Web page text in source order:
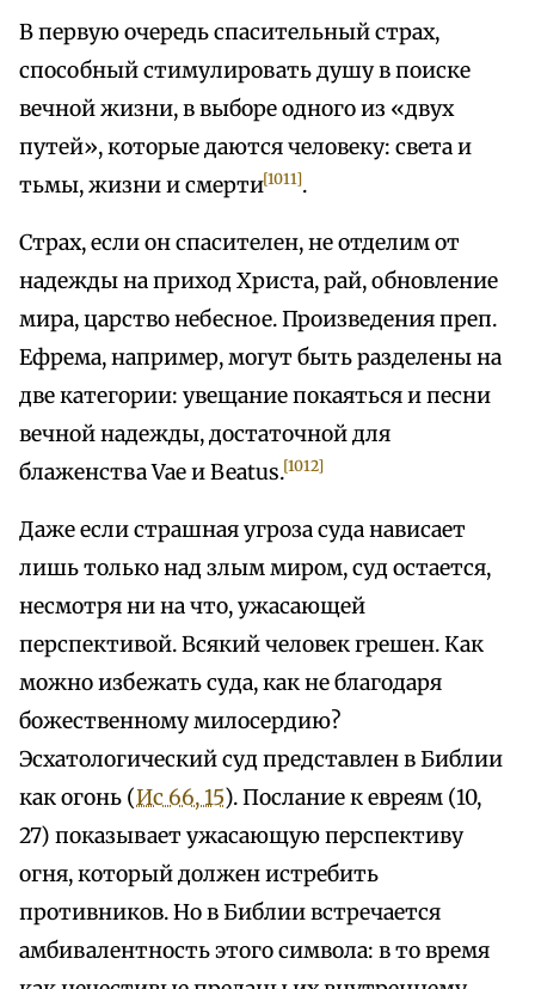
В первую очередь спасительный страх,
способный стимулировать душу в поиске
вечной жизни, в выборе одного из «двух
путей», которые даются человеку: света и
тьмы, жизни и смерти[1011].
Страх, если он спасителен, не отделим от
надежды на приход Христа, рай, обновление
мира, царство небесное. Произведения преп.
Ефрема, например, могут быть разделены на
две категории: увещание покаяться и песни
вечной надежды, достаточной для
блаженства Vae и Beatus.[1012]
Даже если страшная угроза суда нависает
лишь только над злым миром, суд остается,
несмотря ни на что, ужасающей
перспективой. Всякий человек грешен. Как
можно избежать суда, как не благодаря
божественному милосердию?
Эсхатологический суд представлен в Библии
как огонь (Ис 66, 15). Послание к евреям (10,
27) показывает ужасающую перспективу
огня, который должен истребить
противников. Но в Библии встречается
амбивалентность этого символа: в то время